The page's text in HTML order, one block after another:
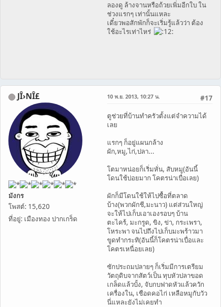
ลองดู ล้างจานหรือถ้วยเพิ่มอีกใบ ใน
ช่วงแรกๆ เท่านั้นแหละ
เดี๋ยวพอสักพักก็จะเริ่มรู้แล้วว่า ต้อง
ใช้อะไรเท่าไหร่
JÎ›NÎ£
มังกร
โพสต์: 15,620
ที่อยู่: เมืองทอง ปากเกร็ด
#17
10 พ.ย. 2013, 10:27 น.
ตูช่วยที่บ้านทำครัวตั้งแต่จำความได้
เลย
แรกๆ ก็อยู่แผนกล้าง
ผัก,หมู,ไก่,ปลา...
โตมาหน่อยก็เริ่มหั่น, สับหมู(อันนี้
โดนใช้บ่อยมาก โคตรน่าเบื่อเลย)
ผักก็มีโดนใช้ให้ไปซื้อที่ตลาด
บ้าง(พวกผักชี,มะนาว) แต่ส่วนใหญ่
จะให้ไปเก็บเอาเองรอบๆ บ้าน
ตะไคร้, มะกรูด, ขิง, ข่า, กระเพรา,
โหระพา จนไปถึงไปเก็บมะพร้าวมา
ขูดทำกระทิ(อันนี้ก็โคตรน่าเบื่อและ
โคตรเหนื่อยเลย)
ซักประถมปลายๆ ก็เริ่มมีการเตรียม
วัตถุดิบจากสัตว์เป็น ทุบหัวปลาขอด
เกล็ดแล้วบั้ง, จับกบฟาดหัวแล้วควัก
เครื่องใน, เชือดคอไก่ เหลือหมูกับวัว
นี่แหละยังไม่เคยทำ